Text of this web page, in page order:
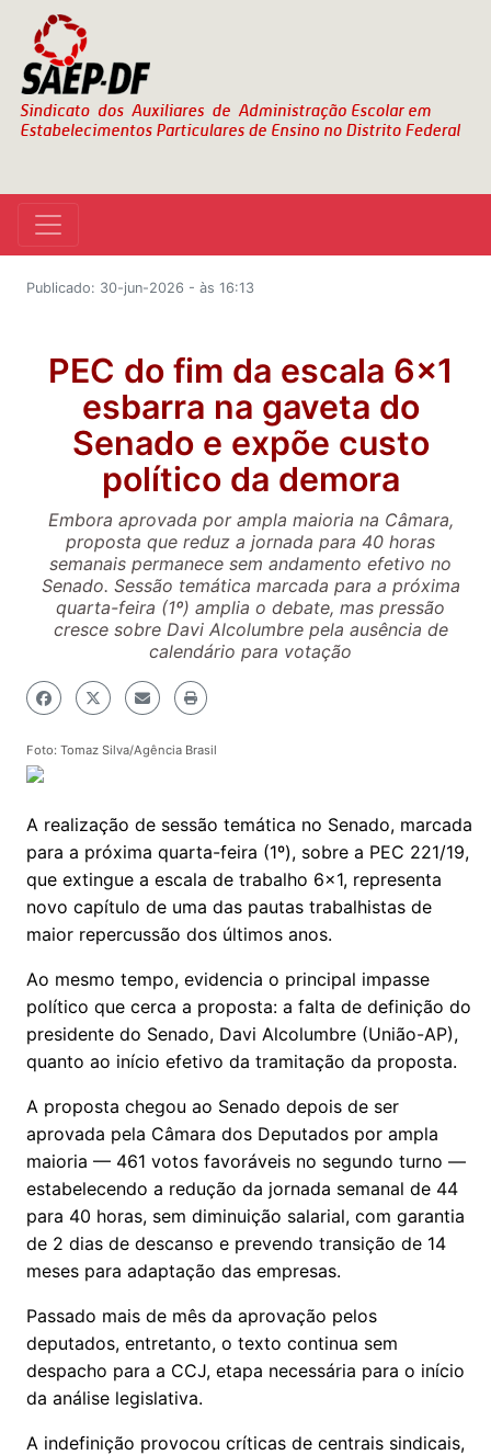
Publicado: 30-jun-2026 - às 16:13
PEC do fim da escala 6x1
esbarra na gaveta do
Senado e expõe custo
político da demora
Embora aprovada por ampla maioria na Câmara,
proposta que reduz a jornada para 40 horas
semanais permanece sem andamento efetivo no
Senado. Sessão temática marcada para a próxima
quarta-feira (1º) amplia o debate, mas pressão
cresce sobre Davi Alcolumbre pela ausência de
calendário para votação
Foto: Tomaz Silva/Agência Brasil
A realização de sessão temática no Senado, marcada
para a próxima quarta-feira (1º), sobre a PEC 221/19,
que extingue a escala de trabalho 6x1, representa
novo capítulo de uma das pautas trabalhistas de
maior repercussão dos últimos anos.
Ao mesmo tempo, evidencia o principal impasse
político que cerca a proposta: a falta de definição do
presidente do Senado, Davi Alcolumbre (União-AP),
quanto ao início efetivo da tramitação da proposta.
A proposta chegou ao Senado depois de ser
aprovada pela Câmara dos Deputados por ampla
maioria — 461 votos favoráveis no segundo turno —
estabelecendo a redução da jornada semanal de 44
para 40 horas, sem diminuição salarial, com garantia
de 2 dias de descanso e prevendo transição de 14
meses para adaptação das empresas.
Passado mais de mês da aprovação pelos
deputados, entretanto, o texto continua sem
despacho para a CCJ, etapa necessária para o início
da análise legislativa.
A indefinição provocou críticas de centrais sindicais,